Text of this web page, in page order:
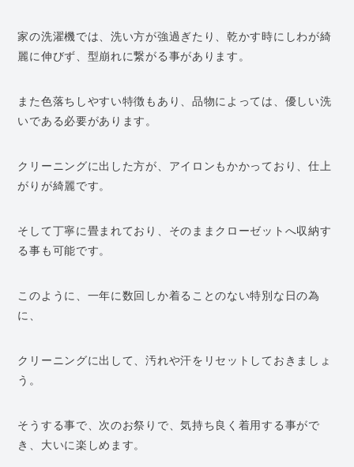
家の洗濯機では、洗い方が強過ぎたり、乾かす時にしわが綺
麗に伸びず、型崩れに繋がる事があります。
また色落ちしやすい特徴もあり、品物によっては、優しい洗
いである必要があります。
クリーニングに出した方が、アイロンもかかっており、仕上
がりが綺麗です。
そして丁寧に畳まれており、そのままクローゼットへ収納す
る事も可能です。
このように、一年に数回しか着ることのない特別な日の為
に、
クリーニングに出して、汚れや汗をリセットしておきましょ
う。
そうする事で、次のお祭りで、気持ち良く着用する事がで
き、大いに楽しめます。